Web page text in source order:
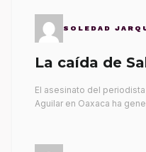
SOLEDAD
La caída de
El asesinato del
Aguilar en Oaxaca ha